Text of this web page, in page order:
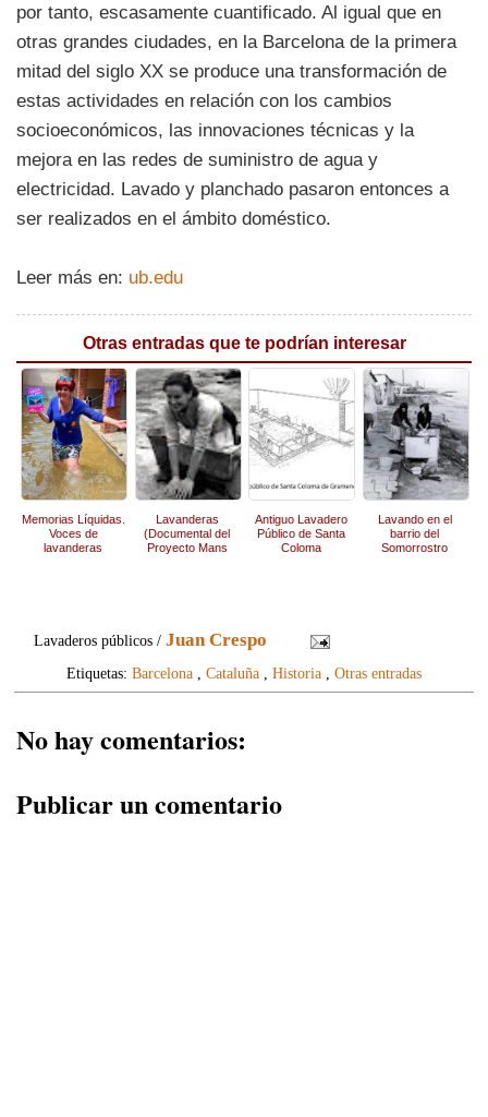
por tanto, escasamente cuantificado. Al igual que en
otras grandes ciudades, en la Barcelona de la primera
mitad del siglo XX se produce una transformación de
estas actividades en relación con los cambios
socioeconómicos, las innovaciones técnicas y la
mejora en las redes de suministro de agua y
electricidad. Lavado y planchado pasaron entonces a
ser realizados en el ámbito doméstico.
Leer más en: ub.edu
Otras entradas que te podrían interesar
Memorias Líquidas.
Voces de
lavanderas
Lavanderas
(Documental del
Proyecto Mans
Antiguo Lavadero
Público de Santa
Coloma
Lavando en el
barrio del
Somorrostro
Lavaderos públicos /Juan Crespo
Etiquetas: Barcelona Cataluña Historia Otras entradas
No hay comentarios:
Publicar un comentario